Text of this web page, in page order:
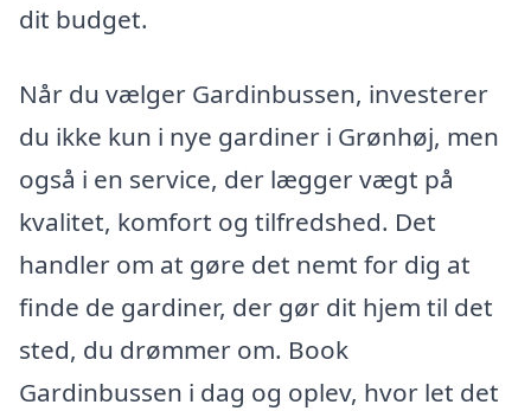
dit budget.
Når du vælger Gardinbussen, investerer
du ikke kun i nye gardiner i Grønhøj, men
også i en service, der lægger vægt på
kvalitet, komfort og tilfredshed. Det
handler om at gøre det nemt for dig at
finde de gardiner, der gør dit hjem til det
sted, du drømmer om. Book
Gardinbussen i dag og oplev, hvor let det